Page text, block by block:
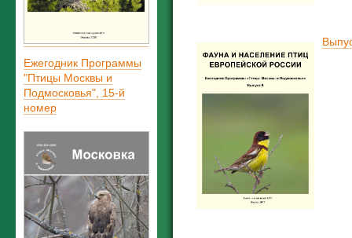
Ежегодник Программы
"Птицы Москвы и
Подмосковья", 15-й
номер